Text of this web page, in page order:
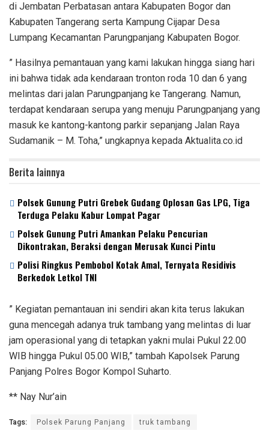
di Jembatan Perbatasan antara Kabupaten Bogor dan
Kabupaten Tangerang serta Kampung Cijapar Desa
Lumpang Kecamantan Parungpanjang Kabupaten Bogor.
” Hasilnya pemantauan yang kami lakukan hingga siang hari
ini bahwa tidak ada kendaraan tronton roda 10 dan 6 yang
melintas dari jalan Parungpanjang ke Tangerang. Namun,
terdapat kendaraan serupa yang menuju Parungpanjang yang
masuk ke kantong-kantong parkir sepanjang Jalan Raya
Sudamanik – M. Toha,” ungkapnya kepada Aktualita.co.id
Berita lainnya
Polsek Gunung Putri Grebek Gudang Oplosan Gas LPG, Tiga
Terduga Pelaku Kabur Lompat Pagar
Polsek Gunung Putri Amankan Pelaku Pencurian
Dikontrakan, Beraksi dengan Merusak Kunci Pintu
Polisi Ringkus Pembobol Kotak Amal, Ternyata Residivis
Berkedok Letkol TNI
” Kegiatan pemantauan ini sendiri akan kita terus lakukan
guna mencegah adanya truk tambang yang melintas di luar
jam operasional yang di tetapkan yakni mulai Pukul 22.00
WIB hingga Pukul 05.00 WIB,” tambah Kapolsek Parung
Panjang Polres Bogor Kompol Suharto.
** Nay Nur’ain
Tags: Polsek Parung Panjang truk tambang